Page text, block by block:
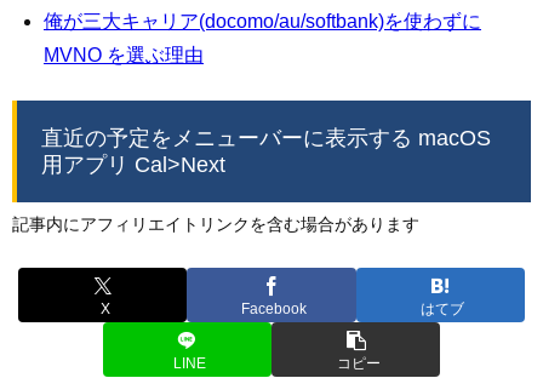
俺が三大キャリア(docomo/au/softbank)を使わずに
MVNO を選ぶ理由
直近の予定をメニューバーに表示する macOS
用アプリ Cal>Next
記事内にアフィリエイトリンクを含む場合があります
X Facebook はてブ
LINE コピー